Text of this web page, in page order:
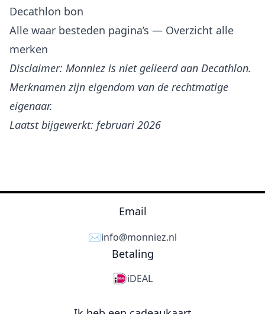
Decathlon bon
Alle waar besteden pagina’s — Overzicht alle
merken
Disclaimer: Monniez is niet gelieerd aan Decathlon.
Merknamen zijn eigendom van de rechtmatige
eigenaar.
Laatst bijgewerkt: februari 2026
Email
✉️info@monniez.nl
Betaling
iDEAL